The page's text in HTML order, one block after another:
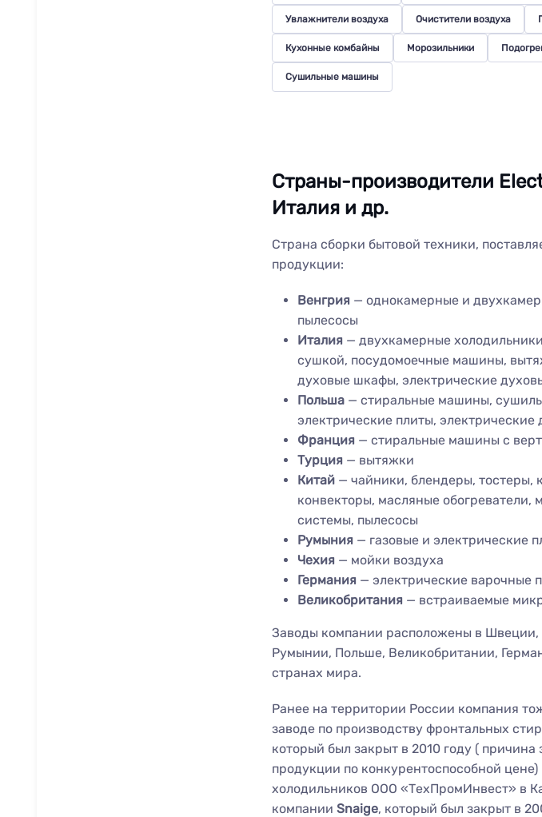
Увлажнители воздуха Очистители воздуха
Кухонные комбайны Морозильники
Сушильные машины
Страны-производители
Италия и др.
Страна сборки бытовой техники,
продукции:
Венгрия— однокамерные и
пылесосы
Италия— двухкамерные
сушкой, посудомоечные машины,
духовые шкафы, электрические
Польша— стиральные машины,
электрические плиты,
Франция— стиральные машины с
Турция— вытяжки
Китай— чайники, блендеры, тостеры,
конвекторы, масляные
системы, пылесосы
Румыния— газовые и электрические
Чехия— мойки воздуха
Германия— электрические варочные
Великобритания— встраиваемые
Заводы компании расположены в
Румынии, Польше, Великобритании,
странах мира.
Ранее на территории России компания
заводе по производству фронтальных
который был закрыт в 2010 году (
продукции по конкурентоспособной
холодильников ООО «ТехПромИнвест» в
компании Snaige, который был закрыт в